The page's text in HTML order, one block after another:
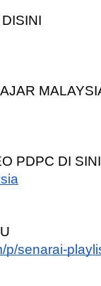
PDPC DI
p/senarai-